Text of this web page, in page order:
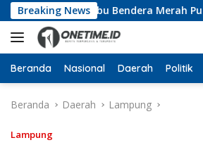
Langsung
ke
konten
Breaking News
10 Ribu Bendera Merah Putih ke
Beranda Nasional Daerah Politik
Beranda Daerah Lampung
Lampung